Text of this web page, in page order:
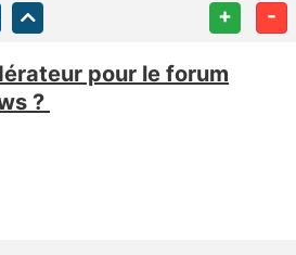
+ -
pour le forum
?